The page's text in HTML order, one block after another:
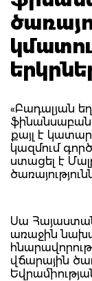
«Բադալյան
քայլ է
կազմում
ստացել է
Սա
առաջին
վճարային